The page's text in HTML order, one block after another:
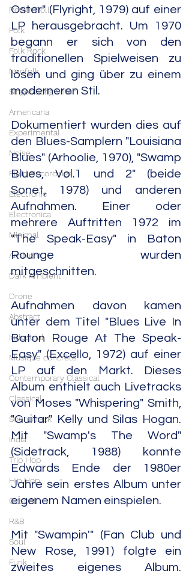
Rock'n'Roll
Folk
Folk Rock
Neofolk
Singer/Songwriter
Americana
Experimental
Noise
Field Recordings
Electronic
Electronica
Minimal
Ambient
Dark Ambient
Drone
Abstract
Industrial
Musique concrète
Contemporary Classical
Classical
Soundtrack
India
Trip Hop
Hip Hop
Gospel
R&B
Soul
Funk
Oster" (Flyright, 1979) auf einer
LP herausgebracht. Um 1970
begann er sich von den
traditionellen Spielweisen zu
lösen und ging über zu einem
moderneren Stil.
Dokumentiert wurden dies auf
den Blues-Samplern "Louisiana
Blues" (Arhoolie, 1970), "Swamp
Blues, Vol.1 und 2" (beide
Sonet, 1978) und anderen
Aufnahmen. Einer oder
mehrere Auftritten 1972 im
"The Speak-Easy" in Baton
Rounge wurden
mitgeschnitten.
Aufnahmen davon kamen
unter dem Titel "Blues Live In
Baton Rouge At The Speak-
Easy" (Excello, 1972) auf einer
LP auf den Markt. Dieses
Album enthielt auch Livetracks
von Moses "Whispering" Smith,
"Guitar" Kelly und Silas Hogan.
Mit "Swamp's The Word"
(Sidetrack, 1988) konnte
Edwards Ende der 1980er
Jahre sein erstes Album unter
eigenem Namen einspielen.
Mit "Swampin'" (Fan Club und
New Rose, 1991) folgte ein
zweites eigenes Album.